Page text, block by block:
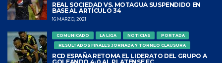
REAL SOCIEDAD VS. MOTAGUA SUSPENDIDO EN
BASE AL ARTÍCULO 34
16 MARZO, 2021
COMUNICADO LA LIGA NOTICIAS
PORTADA
RESULTADOS FINALES JORNADA 7 TORNEO CLAUSURA
RCD ESPAÑA RETOMA EL LIDERATO DEL GRUPO A